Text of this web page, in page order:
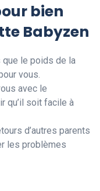
bien
Babyzen
le poids de la
vous.
avec le
qu’il soit facile à
d’autres parents
les problèmes